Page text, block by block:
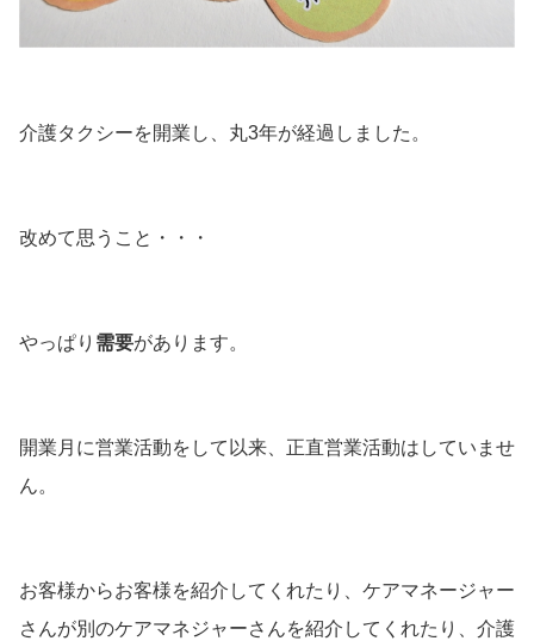
介護タクシーを開業し、丸3年が経過しました。
改めて思うこと・・・
やっぱり 需要があります。
開業月に営業活動をして以来、正直営業活動はしていませ
ん。
お客様からお客様を紹介してくれたり、ケアマネージャー
さんが別のケアマネジャーさんを紹介してくれたり、介護